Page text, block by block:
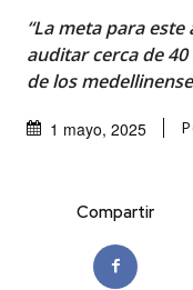
“La meta para
auditar cerca de
de los
1 mayo, 2025
Compartir